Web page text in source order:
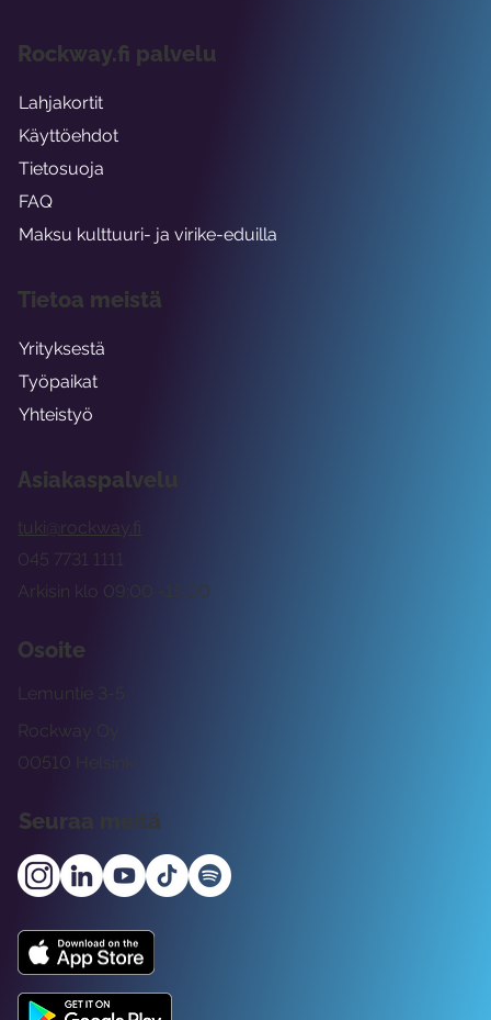
Asiakaspalvelu
tuki@rockway.fi
Arkisin klo 09:00 -15:00
045 7731 1111
Osoite
Rockway Oy
Lemuntie 3-5
00510 Helsinki
Seuraa meitä
Rockway.fi palvelu
Lahjakortit
Käyttöehdot
Tietosuoja
FAQ
Maksu kulttuuri- ja virike-eduilla
Tietoa meistä
Yrityksestä
Työpaikat
Yhteistyö